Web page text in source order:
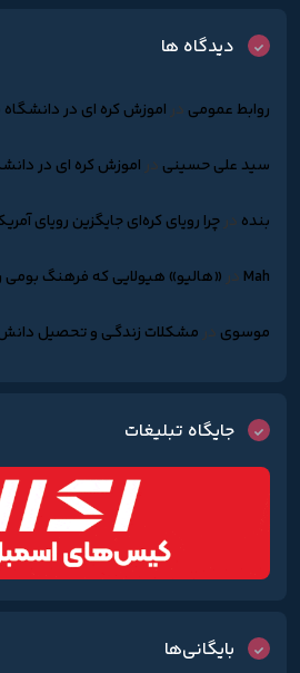
دیدگاه ها
روابط عمومی دراموزش کره ای در
سید علی حسینی دراموزش کره ای در
بنده درچرا رویای کره‌ای جایگزین رویای
Mah در«هالیو» هیولایی که فرهنگ بومی
موسوی درمشکلات زندگـی و تحصیل دانش
جایگاه تبلیغات
بایگانی‌ها